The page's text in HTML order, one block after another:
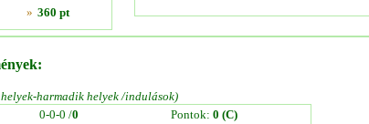
» 360 pt
harmadik helyek /indulások)
0-0-0 /0 Pontok: 0 (C)